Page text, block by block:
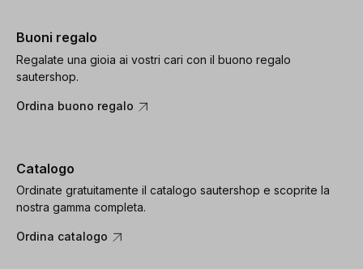
Buoni regalo
Regalate una gioia ai vostri cari con il buono regalo
sautershop.
Ordina buono regalo
Catalogo
Ordinate gratuitamente il catalogo sautershop e scoprite la
nostra gamma completa.
Ordina catalogo